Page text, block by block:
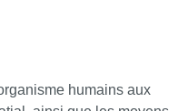
humains aux